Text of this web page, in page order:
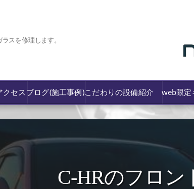
スを修理します。
ルム専門店【nexus岡山】
ガラス飛び石傷/補修修理か交換/費用や保険修理の可否な
クセス ブログ(施工事例)こだわりの設備紹介 web限定
C-HRのフロン